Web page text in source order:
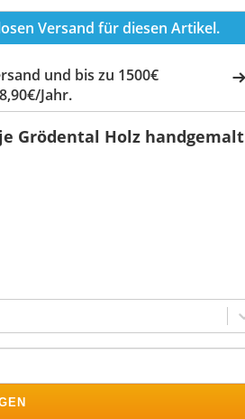
Versand für diesen Artikel.
und bis zu 1500€
Jahr.
Grödental Holz handgemalt